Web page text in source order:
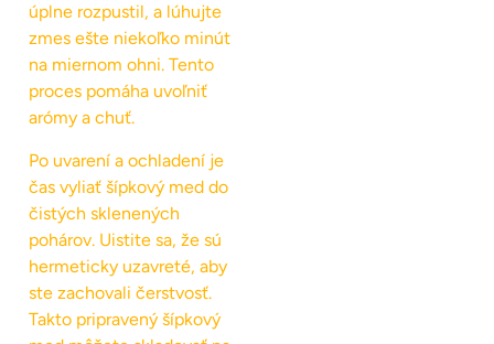
úplne rozpustil, a lúhujte
zmes ešte niekoľko minút
na miernom ohni. Tento
proces pomáha uvoľniť
arómy a chuť.
Po uvarení a ochladení je
čas vyliať šípkový med do
čistých sklenených
pohárov. Uistite sa, že sú
hermeticky uzavreté, aby
ste zachovali čerstvosť.
Takto pripravený šípkový